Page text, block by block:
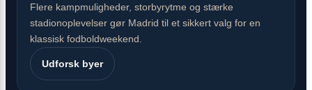
Flere kampmuligheder, storbyrytme og stærke
stadionoplevelser gør Madrid til et sikkert valg for en
klassisk fodboldweekend.
Udforsk byer